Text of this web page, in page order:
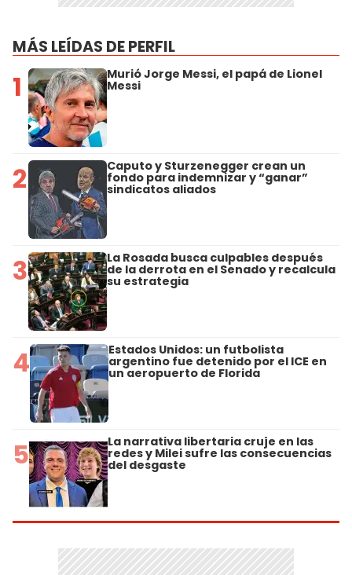
MÁS LEÍDAS DE PERFIL
1 Murió Jorge Messi, el papá de Lionel
Messi
2 Caputo y Sturzenegger crean un
fondo para indemnizar y “ganar”
sindicatos aliados
3 La Rosada busca culpables después
de la derrota en el Senado y recalcula
su estrategia
4 Estados Unidos: un futbolista
argentino fue detenido por el ICE en
un aeropuerto de Florida
5 La narrativa libertaria cruje en las
redes y Milei sufre las consecuencias
del desgaste